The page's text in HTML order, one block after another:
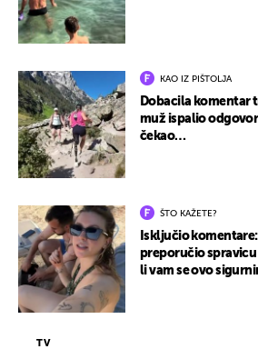
KAO IZ PIŠTOLJA
Dobacila komentar
muž ispalio odgovor
čekao…
ŠTO KAŽETE?
Isključio
preporučio spravicu
li vam se ovo
TV